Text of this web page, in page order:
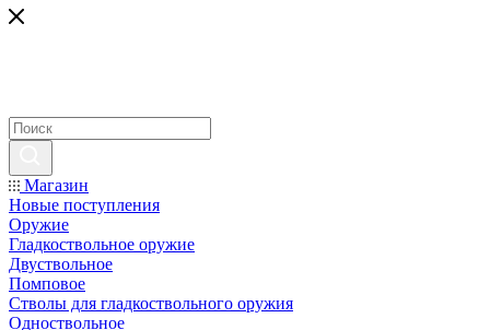
Магазин
Новые поступления
Оружие
Гладкоствольное оружие
Двуствольное
Помповое
Стволы для гладкоствольного оружия
Одноствольное